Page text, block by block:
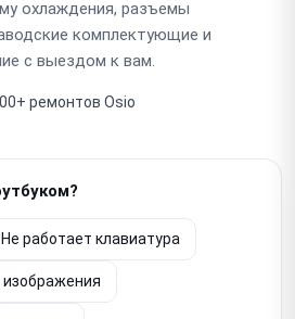
охлаждения, разъемы
комплектующие и
с выездом к вам.
ремонтов Osio
Не работает клавиатура